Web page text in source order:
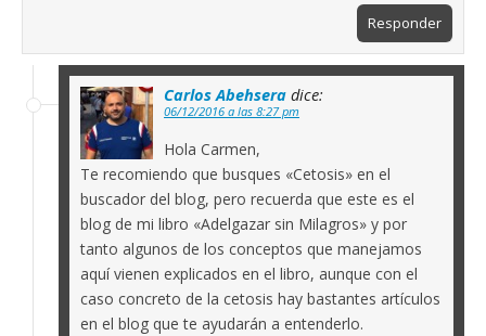
Responder
Carlos Abehsera dice:
06/12/2016 a las 8:27 pm
Hola Carmen,
Te recomiendo que busques «Cetosis» en el
buscador del blog, pero recuerda que este es el
blog de mi libro «Adelgazar sin Milagros» y por
tanto algunos de los conceptos que manejamos
aquí vienen explicados en el libro, aunque con el
caso concreto de la cetosis hay bastantes artículos
en el blog que te ayudarán a entenderlo.